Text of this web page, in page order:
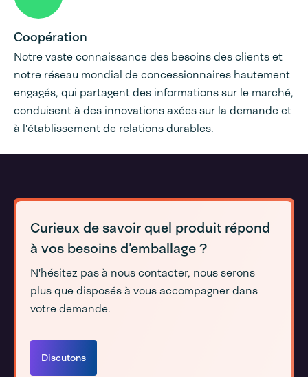
Coopération
Notre vaste connaissance des besoins des clients et
notre réseau mondial de concessionnaires hautement
engagés, qui partagent des informations sur le marché,
conduisent à des innovations axées sur la demande et
à l'établissement de relations durables.
Curieux de savoir quel produit répond
à vos besoins d’emballage ?
N'hésitez pas à nous contacter, nous serons
plus que disposés à vous accompagner dans
votre demande.
Discutons